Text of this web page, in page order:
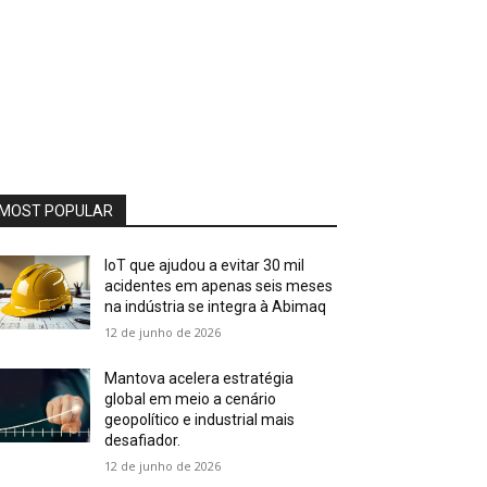
POPULAR
IoT que ajudou a evitar 30 mil
acidentes em apenas seis meses
na indústria se integra à Abimaq
12 de junho de 2026
Mantova acelera estratégia
global em meio a cenário
geopolítico e industrial mais
desafiador.
12 de junho de 2026